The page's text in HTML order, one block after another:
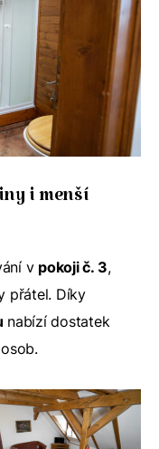
i menší
v pokoji č. 3,
přátel. Díky
nabízí dostatek